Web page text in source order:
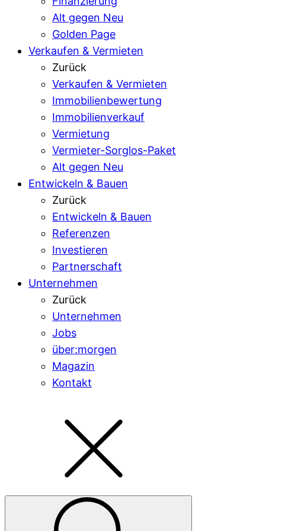
Alt gegen Neu
Golden Page
Verkaufen & Vermieten
Zurück
Verkaufen & Vermieten
Immobilienbewertung
Immobilienverkauf
Vermietung
Vermieter-Sorglos-Paket
Alt gegen Neu
Entwickeln & Bauen
Zurück
Entwickeln & Bauen
Referenzen
Investieren
Partnerschaft
Unternehmen
Zurück
Unternehmen
Jobs
über:morgen
Magazin
Kontakt